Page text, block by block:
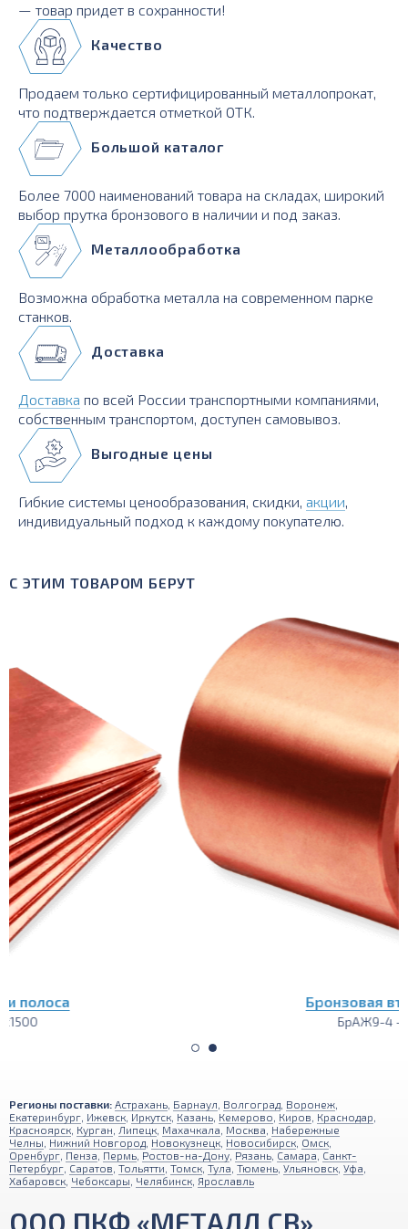
— товар придет в сохранности!
Качество
Продаем только сертифицированный металлопрокат,
что подтверждается отметкой ОТК.
Большой каталог
Более 7000 наименований товара на складах, широкий
выбор прутка бронзового в наличии и под заказ.
Металлообработка
Возможна обработка металла на современном парке
станков.
Доставка
Доставка по всей России транспортными компаниями,
собственным транспортом, доступен самовывоз.
Выгодные цены
Гибкие системы ценообразования, скидки, акции,
индивидуальный подход к каждому покупателю.
С ЭТИМ ТОВАРОМ БЕРУТ
Регионы поставки: Астрахань Барнаул Волгоград Воронеж
Екатеринбург Ижевск Иркутск Казань Кемерово Киров Краснодар
Красноярск Курган Липецк Махачкала Москва Набережные
Челны Нижний Новгород Новокузнецк Новосибирск Омск
Оренбург Пенза Пермь Ростов-на-Дону Рязань Самара Санкт-
Петербург Саратов Тольятти Томск Тула Тюмень Ульяновск Уфа
Хабаровск Чебоксары Челябинск Ярославль
ООО ПКФ «МЕТАЛЛ СВ»